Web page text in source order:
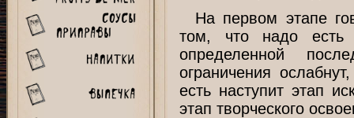
На первом этапе
том, что надо есть
определенной
ограничения
есть наступит этап
этап творческого